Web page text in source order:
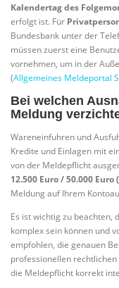
Kalendertag des
erfolgt ist. Für
Bundesbank unter der
müssen zuerst eine
vornehmen, um in der
(Allgemeines Meldeportal
Bei welchen
Meldung
Wareneinfuhren und
Kredite und Einlagen mit
von der Meldepflicht
12.500 Euro / 50.000
Meldung auf Ihrem
Es ist wichtig zu beachten,
komplex sein können und
empfohlen, die genauen
professionellen
die Meldepflicht korrekt